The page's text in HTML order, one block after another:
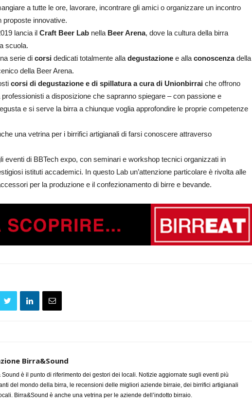
a tutte le ore, lavorare, incontrare gli amici o organizzare un incontro
proposte innovative.
lancia il Craft Beer Lab nella Beer Arena, dove la cultura della birra
scuola.
serie di corsi dedicati totalmente alla degustazione e alla conoscenzadella
della Beer Arena.
corsi di degustazione e di spillatura a cura di Unionbirrai che offrono
professionisti a disposizione che sapranno spiegare – con passione e
e si serve la birra a chiunque voglia approfondire le proprie competenze
una vetrina per i birrifici artigianali di farsi conoscere attraverso
eventi di BBTech expo, con seminari e workshop tecnici organizzati in
istituti accademici. In questo Lab un’attenzione particolare è rivolta alle
per la produzione e il confezionamento di birre e bevande.
Birra&Sound
Sound è il punto di riferimento dei gestori dei locali. Notizie aggiornate sugli eventi più
del mondo della birra, le recensioni delle migliori aziende birraie, dei birrifici artigianali
Birra&Sound è anche una vetrina per le aziende dell’indotto birraio.